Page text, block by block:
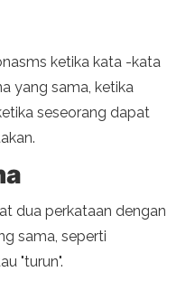
ketika kata -kata
yang sama, ketika
seseorang dapat
dua perkataan dengan
sama, seperti
"turun".